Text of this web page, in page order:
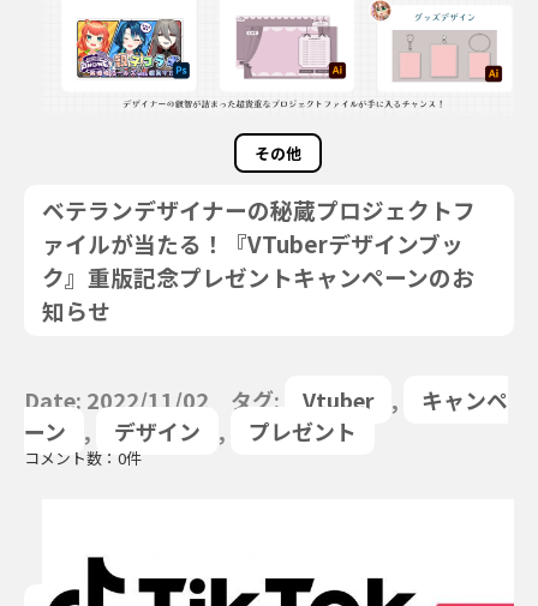
その他
ベテランデザイナーの秘蔵プロジェクトフ
ァイルが当たる！『VTuberデザインブッ
ク』重版記念プレゼントキャンペーンのお
知らせ
Date: 2022/11/02 タグ: Vtuber ,
キャンペ
ーン
, デザイン , プレゼント
コメント数：0件